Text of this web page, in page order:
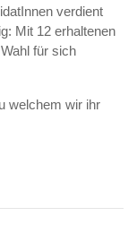
verdient
Mit 12 erhaltenen
für sich
welchem wir ihr